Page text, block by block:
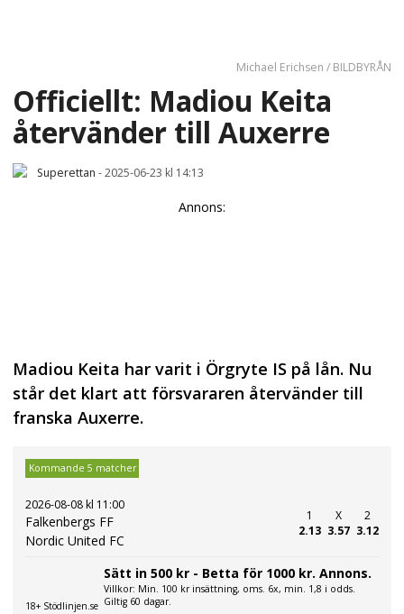
Michael Erichsen / BILDBYRÅN
Officiellt: Madiou Keita
återvänder till Auxerre
Superettan -2025-06-23 kl 14:13
Annons:
Madiou Keita har varit i Örgryte IS på lån. Nu
står det klart att försvararen återvänder till
franska Auxerre.
Kommande 5 matcher
2026-08-08 kl 11:00
Falkenbergs FF
Nordic United FC
1
2.13
X
3.57
2
3.12
18+ Stödlinjen.se
Sätt in 500 kr - Betta för 1000 kr. Annons.
Villkor: Min. 100 kr insättning, oms. 6x, min. 1,8 i odds.
Giltig 60 dagar.